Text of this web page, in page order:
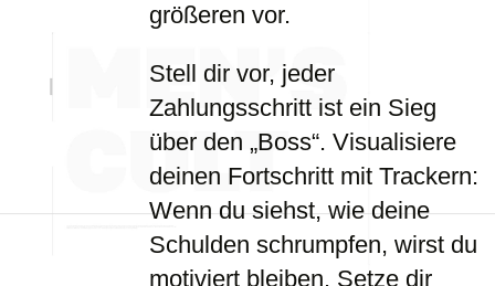
größeren vor.
Stell dir vor, jeder
Zahlungsschritt ist ein Sieg
über den „Boss“. Visualisiere
deinen Fortschritt mit Trackern:
Wenn du siehst, wie deine
Schulden schrumpfen, wirst du
motiviert bleiben. Setze dir